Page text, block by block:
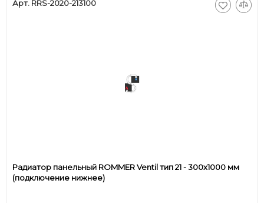
Арт. RRS-2020-213100
Радиатор панельный ROMMER Ventil тип 21 - 300x1000 мм
(подключение нижнее)